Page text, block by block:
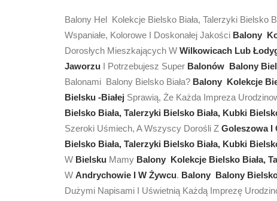
Balony Hel Kolekcje Bielsko Biała, Talerzyki Bielsko
Wspaniałe, Kolorowe I Doskonałej Jakości Balony
Dorosłych Mieszkających W Wilkowicach Lub
Jaworzu I Potrzebujesz Super Balonów Balony
Balonami Balony Bielsko Biała? Balony Kolekcje
Bielsku -Białej Sprawią, Że Każda Impreza
Bielsko Biała, Talerzyki Bielsko Biała, Kubki
Szeroki Uśmiech, A Wszyscy Dorośli Z Goleszowa I
Bielsko Biała, Talerzyki Bielsko Biała, Kubki
W Bielsku Mamy Balony Kolekcje Bielsko Biała,
W Andrychowie I W Żywcu. Balony Balony Bielsko
Dużymi Napisami I Uświetnią Każdą Imprezę